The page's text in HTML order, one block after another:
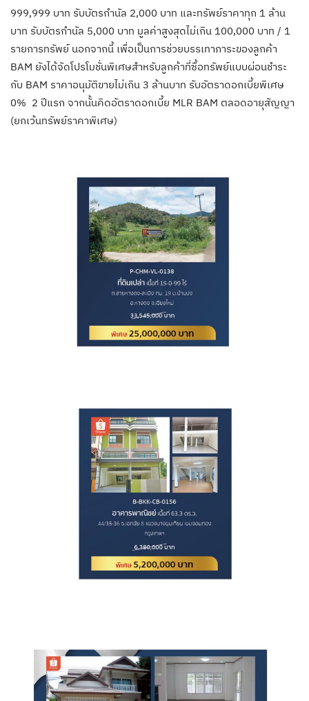
999,999 บาท รับบัตรกำนัล 2,000 บาท และทรัพย์ราคาทุก 1 ล้าน
บาท รับบัตรกำนัล 5,000 บาท มูลค่าสูงสุดไม่เกิน 100,000 บาท / 1
รายการทรัพย์ นอกจากนี้ เพื่อเป็นการช่วยบรรเทาภาระของลูกค้า
BAM ยังได้จัดโปรโมชั่นพิเศษสำหรับลูกค้าที่ซื้อทรัพย์แบบผ่อนชำระ
กับ BAM ราคาอนุมัติขายไม่เกิน 3 ล้านบาท รับอัตราดอกเบี้ยพิเศษ
0% 2 ปีแรก จากนั้นคิดอัตราดอกเบี้ย MLR BAM ตลอดอายุสัญญา
(ยกเว้นทรัพย์ราคาพิเศษ)